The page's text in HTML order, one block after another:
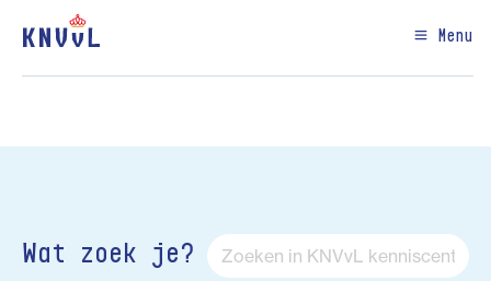
Menu
Wat zoek je?